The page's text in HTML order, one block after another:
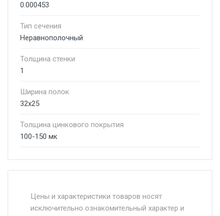
0.000453
Тип сечения
Неравнополочный
Толщина стенки
1
Ширина полок
32х25
Толщина цинкового покрытия
100-150 мк
Москве и Московской области.
Цены и характеристики товаров носят
исключительно ознакомительный характер и